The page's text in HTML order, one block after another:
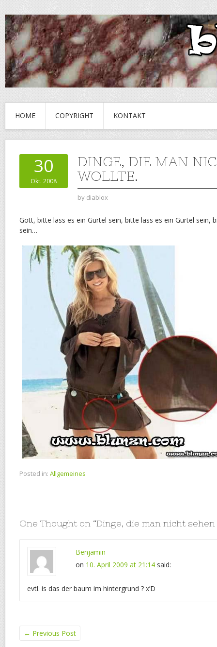
HOME COPYRIGHT KONTAKT
30
Okt. 2008
DINGE, DIE MAN
WOLLTE.
by diablox
Gott, bitte lass es ein Gürtel sein, bitte lass es ein Gürtel sein,
sein…
Posted in: Allgemeines
One Thought on “Dinge, die man nicht
Benjamin
on 10. April 2009 at 21:14 said:
evtl. is das der baum im hintergrund ? x’D
← Previous Post